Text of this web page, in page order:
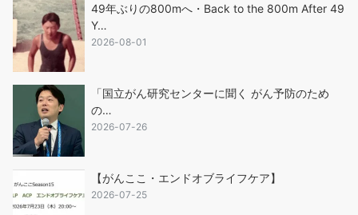
49年ぶりの800mへ・Back to the 800m After 49
Y…
2026-08-01
「国立がん研究センターに聞く がん予防のため
の…
2026-07-26
【がんここ・エンドオブライフケア】
2026-07-25